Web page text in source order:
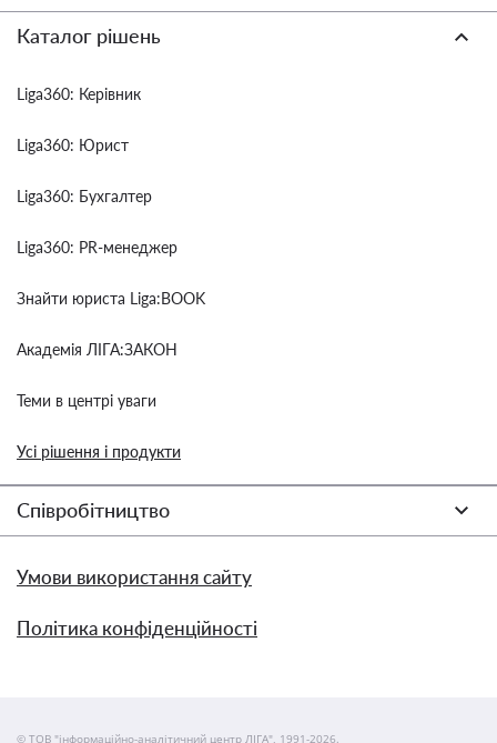
Каталог рішень
Liga360: Керівник
Liga360: Юрист
Liga360: Бухгалтер
Liga360: PR-менеджер
Знайти юриста Liga:BOOK
Академія ЛІГА:ЗАКОН
Теми в центрі уваги
Усі рішення і продукти
Співробітництво
Умови використання сайту
Політика конфіденційності
© ТОВ "інформаційно-аналітичний центр ЛІГА", 1991-2026.